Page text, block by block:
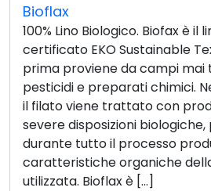
Bioflax
100% Lino Biologico. Biofax è il
certificato EKO Sustainable
prima proviene da campi
pesticidi e preparati chimici.
il filato viene trattato con
severe disposizioni
durante tutto il processo
caratteristiche organiche
utilizzata. Bioflax è […]